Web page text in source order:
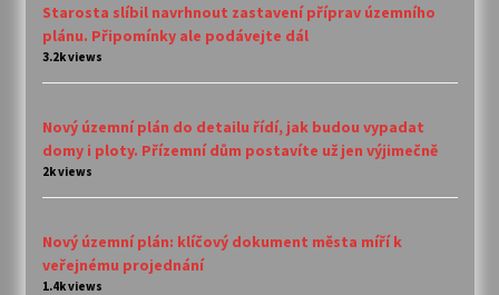
Starosta slíbil navrhnout zastavení příprav územního
plánu. Připomínky ale podávejte dál
3.2k views
Nový územní plán do detailu řídí, jak budou vypadat
domy i ploty. Přízemní dům postavíte už jen výjimečně
2k views
Nový územní plán: klíčový dokument města míří k
veřejnému projednání
1.4k views